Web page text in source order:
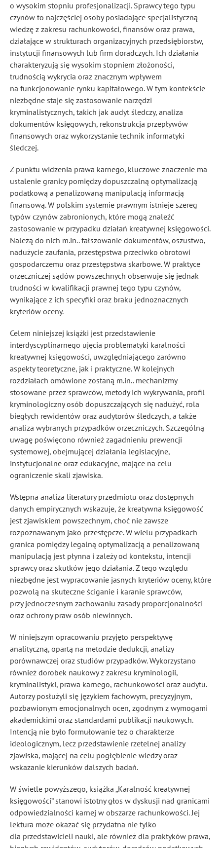
o wysokim stopniu profesjonalizacji. Sprawcy tego typu
czynów to najczęściej osoby posiadające specjalistyczną
wiedzę z zakresu rachunkowości, finansów oraz prawa,
działające w strukturach organizacyjnych przedsiębiorstw,
instytucji finansowych lub firm doradczych. Ich działania
charakteryzują się wysokim stopniem złożoności,
trudnością wykrycia oraz znacznym wpływem
na funkcjonowanie rynku kapitałowego. W tym kontekście
niezbędne staje się zastosowanie narzędzi
kryminalistycznych, takich jak audyt śledczy, analiza
dokumentów księgowych, rekonstrukcja przepływów
finansowych oraz wykorzystanie technik informatyki
śledczej.
Z punktu widzenia prawa karnego, kluczowe znaczenie ma
ustalenie granicy pomiędzy dopuszczalną optymalizacją
podatkową a penalizowaną manipulacją informacją
finansową. W polskim systemie prawnym istnieje szereg
typów czynów zabronionych, które mogą znaleźć
zastosowanie w przypadku działań kreatywnej księgowości.
Należą do nich m.in.. fałszowanie dokumentów, oszustwo,
nadużycie zaufania, przestępstwa przeciwko obrotowi
gospodarczemu oraz przestępstwa skarbowe. W praktyce
orzeczniczej sądów powszechnych obserwuje się jednak
trudności w kwalifikacji prawnej tego typu czynów,
wynikające z ich specyfiki oraz braku jednoznacznych
kryteriów oceny.
Celem niniejszej książki jest przedstawienie
interdyscyplinarnego ujęcia problematyki karalności
kreatywnej księgowości, uwzględniającego zarówno
aspekty teoretyczne, jak i praktyczne. W kolejnych
rozdziałach omówione zostaną m.in.. mechanizmy
stosowane przez sprawców, metody ich wykrywania, profil
kryminologiczny osób dopuszczających się nadużyć, rola
biegłych rewidentów oraz audytorów śledczych, a także
analiza wybranych przypadków orzeczniczych. Szczególną
uwagę poświęcono również zagadnieniu prewencji
systemowej, obejmującej działania legislacyjne,
instytucjonalne oraz edukacyjne, mające na celu
ograniczenie skali zjawiska.
Wstępna analiza literatury przedmiotu oraz dostępnych
danych empirycznych wskazuje, że kreatywna księgowość
jest zjawiskiem powszechnym, choć nie zawsze
rozpoznawanym jako przestępcze. W wielu przypadkach
granica pomiędzy legalną optymalizacją a penalizowaną
manipulacją jest płynna i zależy od kontekstu, intencji
sprawcy oraz skutków jego działania. Z tego względu
niezbędne jest wypracowanie jasnych kryteriów oceny, które
pozwolą na skuteczne ściganie i karanie sprawców,
przy jednoczesnym zachowaniu zasady proporcjonalności
oraz ochrony praw osób niewinnych.
W niniejszym opracowaniu przyjęto perspektywę
analityczną, opartą na metodzie dedukcji, analizy
porównawczej oraz studiów przypadków. Wykorzystano
również dorobek naukowy z zakresu kryminologii,
kryminalistyki, prawa karnego, rachunkowości oraz audytu.
Autorzy posłużyli się językiem fachowym, precyzyjnym,
pozbawionym emocjonalnych ocen, zgodnym z wymogami
akademickimi oraz standardami publikacji naukowych.
Intencją nie było formułowanie tez o charakterze
ideologicznym, lecz przedstawienie rzetelnej analizy
zjawiska, mającej na celu pogłębienie wiedzy oraz
wskazanie kierunków dalszych badań.
W świetle powyższego, książka „Karalność kreatywnej
księgowości” stanowi istotny głos w dyskusji nad granicami
odpowiedzialności karnej w obszarze rachunkowości. Jej
lektura może okazać się przydatna nie tylko
dla przedstawicieli nauki, ale również dla praktyków prawa,